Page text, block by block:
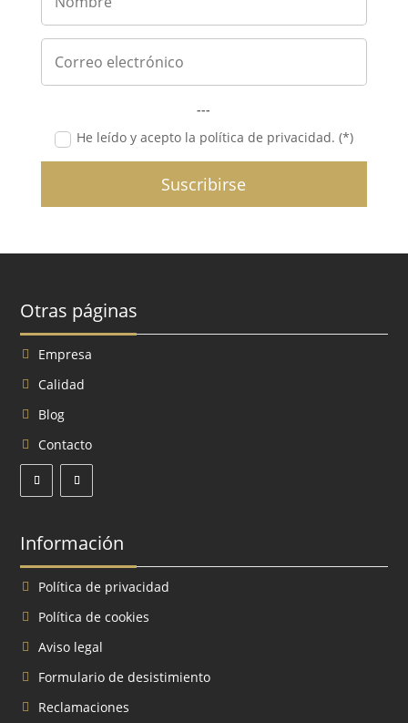
---
He leído y acepto la política de privacidad. (*)
Suscribirse
Otras páginas
Empresa
Calidad
Blog
Contacto
Información
Política de privacidad
Política de cookies
Aviso legal
Formulario de desistimiento
Reclamaciones